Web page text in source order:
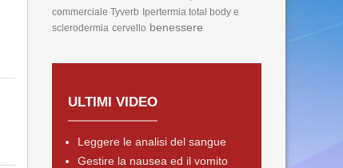
commerciale Tyverb Ipertermia total body e
sclerodermia cervello benessere
ULTIMI VIDEO
Leggere le analisi del sangue
Gestire la nausea ed il vomito